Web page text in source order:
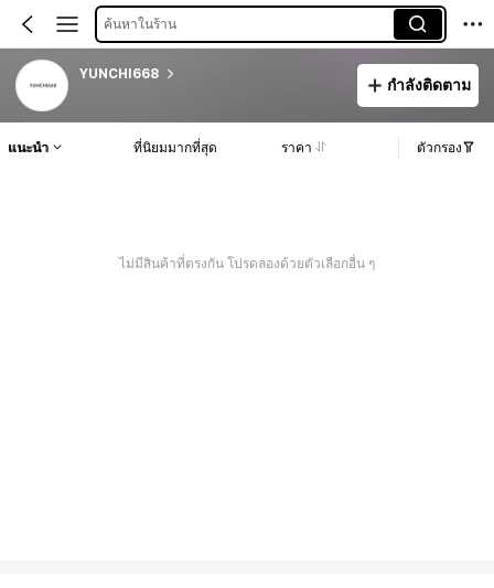
ค้นหาในร้าน
YUNCHI668
กำลังติดตาม
แนะนำ ที่นิยมมากที่สุด ราคา ตัวกรอง
ไม่มีสินค้าที่ตรงกัน โปรดลองด้วยตัวเลือกอื่น ๆ